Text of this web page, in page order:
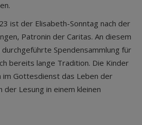
ist der Elisabeth-Sonntag nach der
Patronin der Caritas. An diesem
Spendensammlung für
bereits lange Tradition. Die Kinder
im Gottesdienst das Leben der
der Lesung in einem kleinen